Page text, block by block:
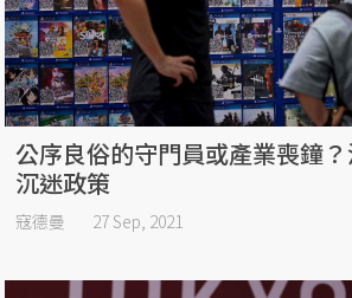
公序良俗的守門員或產業喪鐘
沉迷政策
寇德曼 27 Sep, 2021